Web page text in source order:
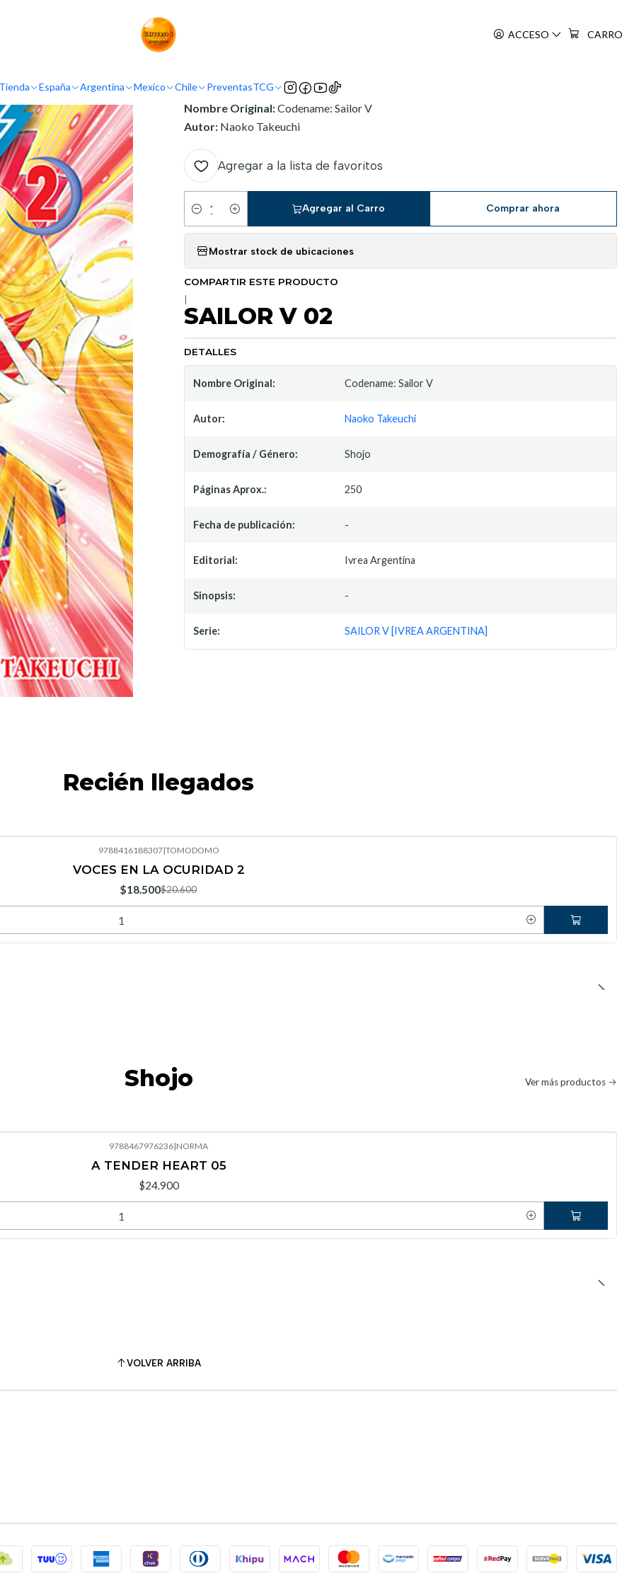
ACCESO CARRO
Tienda España Argentina Mexico Chile PreventasTCG
Nombre Original:Codename: Sailor V
Autor: Naoko Takeuchi
Agregar a la lista de favoritos
Cantidad
Agregar al Carro Comprar ahora
Mostrar stock de ubicaciones
COMPARTIR ESTE PRODUCTO
SAILOR V 02
DETALLES
Nombre Original: Codename: Sailor V
Autor: Naoko Takeuchi
Demografía / Género: Shojo
Páginas Aprox.: 250
Fecha de publicación: -
Editorial: Ivrea Argentina
Sinopsis: -
Serie: SAILOR V [IVREA ARGENTINA]
Recién llegados
9788416188307|TOMODOMO
VOCES EN LA OCURIDAD 2
$18.500$20.600
Shojo Ver más productos
9788467976236|NORMA
A TENDER HEART 05
$24.900
VOLVER ARRIBA